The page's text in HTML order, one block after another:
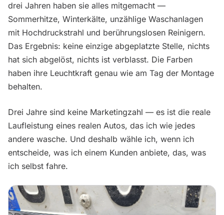
drei Jahren haben sie alles mitgemacht —
Sommerhitze, Winterkälte, unzählige Waschanlagen
mit Hochdruckstrahl und berührungslosen Reinigern.
Das Ergebnis: keine einzige abgeplatzte Stelle, nichts
hat sich abgelöst, nichts ist verblasst. Die Farben
haben ihre Leuchtkraft genau wie am Tag der Montage
behalten.
Drei Jahre sind keine Marketingzahl — es ist die reale
Laufleistung eines realen Autos, das ich wie jedes
andere wasche. Und deshalb wähle ich, wenn ich
entscheide, was ich einem Kunden anbiete, das, was
ich selbst fahre.